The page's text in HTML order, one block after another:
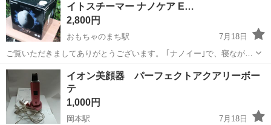
イトスチーマー ナノケア E…
2,800円
おもちゃのまち駅
7月18日
ご覧いただきましてありがとうございます。 ｢ナノイー｣で、寝ながら
エステ!!(^^♪ ｢潤風スチーム｣と｢ナノイー｣のダブル機能で肌のうるお
いをキープし、ツヤのある髪へ!! 本体サイズ：高さ21.5×幅19...
栃木 下都賀郡 おもちゃのまち駅 美容家電 ナノケア
イオン美顔器 パーフェクトアクアリーボー
テ
1,000円
岡本駅
7月18日